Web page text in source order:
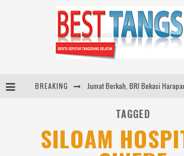
BREAKING
TAGGED
SILOAM